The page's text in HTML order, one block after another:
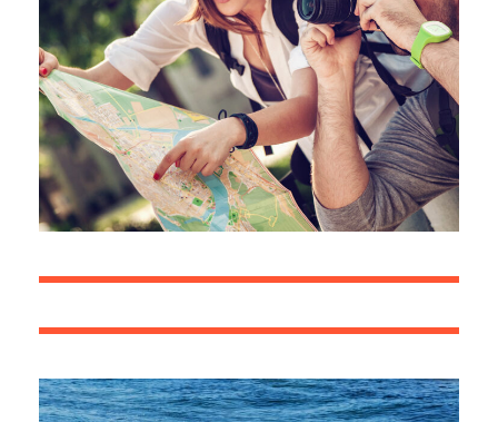
6 Ιουνίου, 2016
6 Ιουνίου, 2016
6 Ιουνίου, 2016